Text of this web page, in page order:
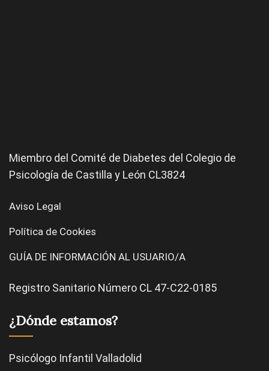
Miembro del Comité de Diabetes del Colegio de
Psicología de Castilla y León CL3824
Aviso Legal
Política de Cookies
GUÍA DE INFORMACIÓN AL USUARIO/A
Registro Sanitario Número CL 47-C22-0185
¿Dónde estamos?
Psicólogo Infantil Valladolid